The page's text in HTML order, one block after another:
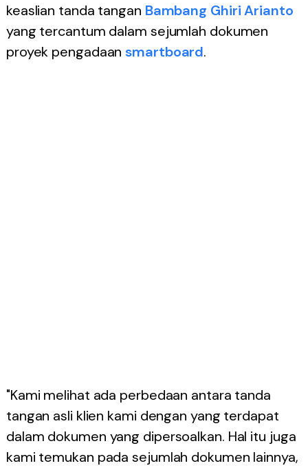
keaslian tanda tangan Bambang Ghiri Arianto
yang tercantum dalam sejumlah dokumen
proyek pengadaansmartboard.
"Kami melihat ada perbedaan antara tanda
tangan asli klien kami dengan yang terdapat
dalam dokumen yang dipersoalkan. Hal itu juga
kami temukan pada sejumlah dokumen lainnya,